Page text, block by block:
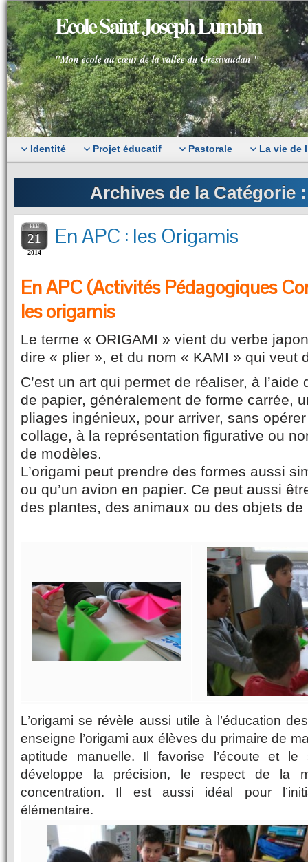
Ecole Saint Joseph Lumbin
"Mon école au cœur de la vallée du Grésivaudan "
Identité Projet éducatif Pastorale La vie de
Archives de la Catégorie
FEB
21
2014
En APC : les Origamis
En APC (Activités Pédagogiques
les origamis
Le terme « ORIGAMI » vient du verbe
dire « plier », et du nom « KAMI » qui veut
C’est un art qui permet de réaliser, à l’aide
de papier, généralement de forme carrée,
pliages ingénieux, pour arriver, sans
collage, à la représentation figurative ou
de modèles.
L’origami peut prendre des formes aussi
ou qu’un avion en papier. Ce peut aussi
des plantes, des animaux ou des objets
L’origami se révèle aussi utile à l’éducation
enseigne l’origami aux élèves du primaire de
aptitude manuelle. Il favorise l’écoute et le
développe la précision, le respect de la
concentration. Il est aussi idéal pour
élémentaire.